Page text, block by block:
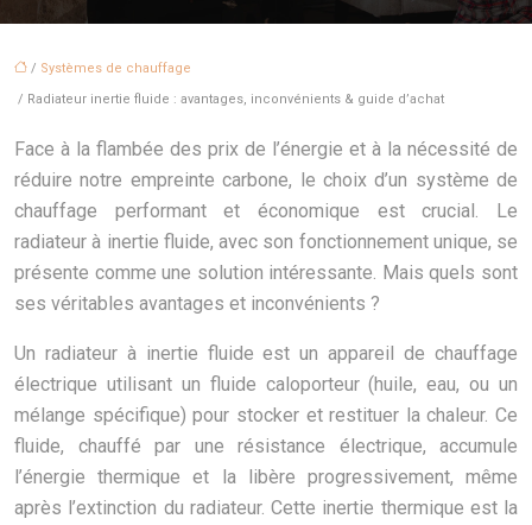
/ Systèmes de chauffage
/ Radiateur inertie fluide : avantages, inconvénients & guide d’achat
Face à la flambée des prix de l’énergie et à la nécessité de
réduire notre empreinte carbone, le choix d’un système de
chauffage performant et économique est crucial. Le
radiateur à inertie fluide, avec son fonctionnement unique, se
présente comme une solution intéressante. Mais quels sont
ses véritables avantages et inconvénients ?
Un radiateur à inertie fluide est un appareil de chauffage
électrique utilisant un fluide caloporteur (huile, eau, ou un
mélange spécifique) pour stocker et restituer la chaleur. Ce
fluide, chauffé par une résistance électrique, accumule
l’énergie thermique et la libère progressivement, même
après l’extinction du radiateur. Cette inertie thermique est la